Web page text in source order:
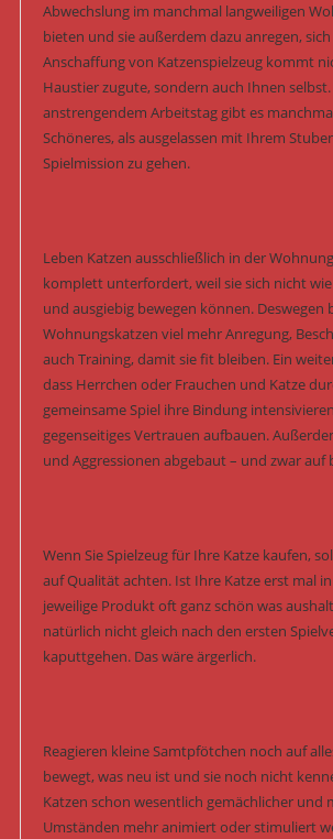
Abwechslung im manchmal langweiligen
bieten und sie außerdem dazu anregen,
Anschaffung von Katzenspielzeug kommt
Haustier zugute, sondern auch Ihnen
anstrengendem Arbeitstag gibt es
Schöneres, als ausgelassen mit Ihrem
Spielmission zu gehen.
Leben Katzen ausschließlich in der
komplett unterfordert, weil sie sich nicht
und ausgiebig bewegen können. Deswegen
Wohnungskatzen viel mehr Anregung,
auch Training, damit sie fit bleiben. Ein
dass Herrchen oder Frauchen und Katze
gemeinsame Spiel ihre Bindung
gegenseitiges Vertrauen aufbauen.
und Aggressionen abgebaut – und zwar auf
Wenn Sie Spielzeug für Ihre Katze kaufen,
auf Qualität achten. Ist Ihre Katze erst mal
jeweilige Produkt oft ganz schön was
natürlich nicht gleich nach den ersten
kaputtgehen. Das wäre ärgerlich.
Reagieren kleine Samtpfötchen noch auf
bewegt, was neu ist und sie noch nicht
Katzen schon wesentlich gemächlicher und
Umständen mehr animiert oder stimuliert